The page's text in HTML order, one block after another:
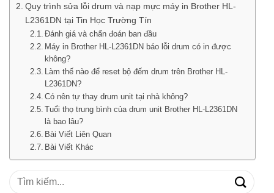
Quy trình sửa lỗi drum và nạp mực máy in Brother HL-
L2361DN tại Tin Học Trường Tín
Đánh giá và chẩn đoán ban đầu
Máy in Brother HL-L2361DN báo lỗi drum có in được
không?
Làm thế nào để reset bộ đếm drum trên Brother HL-
L2361DN?
Có nên tự thay drum unit tại nhà không?
Tuổi thọ trung bình của drum unit Brother HL-L2361DN
là bao lâu?
Bài Viết Liên Quan
Bài Viết Khác
Tìm